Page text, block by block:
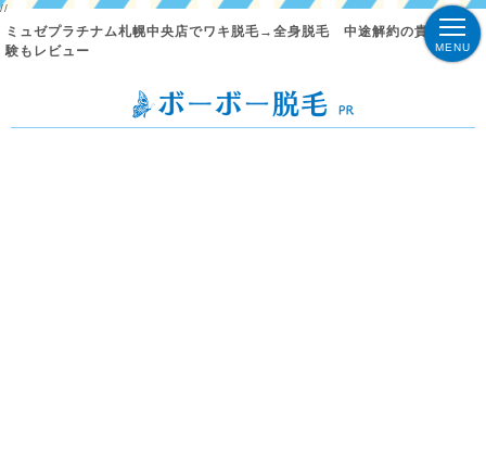
//
MENU
ミュゼプラチナム札幌中央店でワキ脱毛→全身脱毛 中途解約の貴重な体
験もレビュー